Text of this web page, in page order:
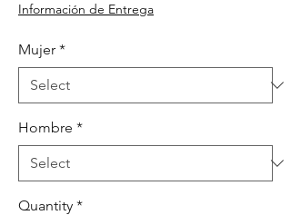
Información de Entrega
Mujer *
Hombre *
Quantity *